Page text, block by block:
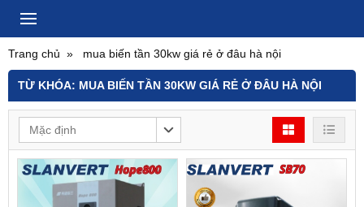
Trang chủ mua biến tần 30kw giá rẻ ở đâu hà nội
TỪ KHÓA: MUA BIẾN TẦN 30KW GIÁ RẺ Ở ĐÂU HÀ NỘI
Mặc định